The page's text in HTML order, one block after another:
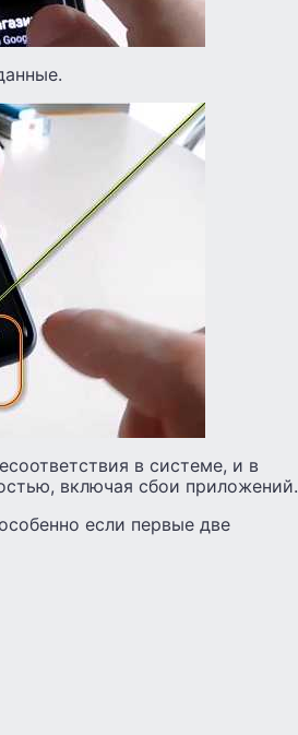
в системе, и в
включая сбои приложений.
если первые две